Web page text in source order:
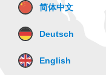
简体中文
Deutsch
English